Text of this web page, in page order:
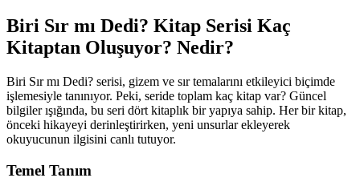
Biri Sır mı Dedi? Kitap Serisi Kaç
Kitaptan Oluşuyor? Nedir?
Biri Sır mı Dedi? serisi, gizem ve sır temalarını etkileyici biçimde
işlemesiyle tanınıyor. Peki, seride toplam kaç kitap var? Güncel
bilgiler ışığında, bu seri dört kitaplık bir yapıya sahip. Her bir kitap,
önceki hikayeyi derinleştirirken, yeni unsurlar ekleyerek
okuyucunun ilgisini canlı tutuyor.
Temel Tanım